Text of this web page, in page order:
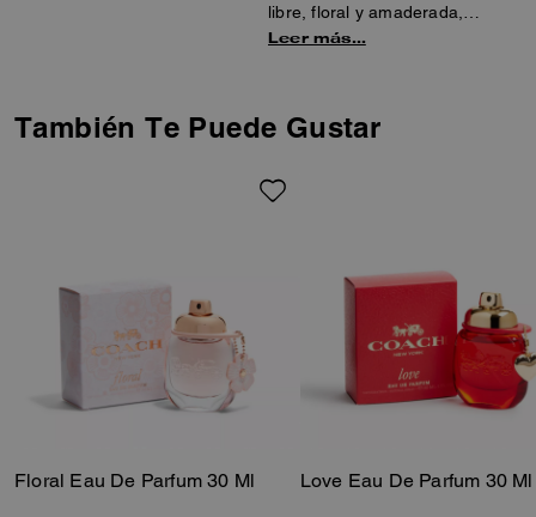
libre, floral y amaderada,
inspirada en los momentos
afrutadas de pera y bergamota,
convertirse en un toque básico
Leer más…
También Te Puede Gustar
Floral Eau De Parfum 30 Ml Love Eau De Parfum 30 Ml